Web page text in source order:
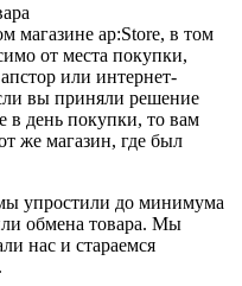
магазине ap:Store, в том
от места покупки,
или интернет-
вы приняли решение
в день покупки, то вам
же магазин, где был
упростили до минимума
обмена товара. Мы
нас и стараемся